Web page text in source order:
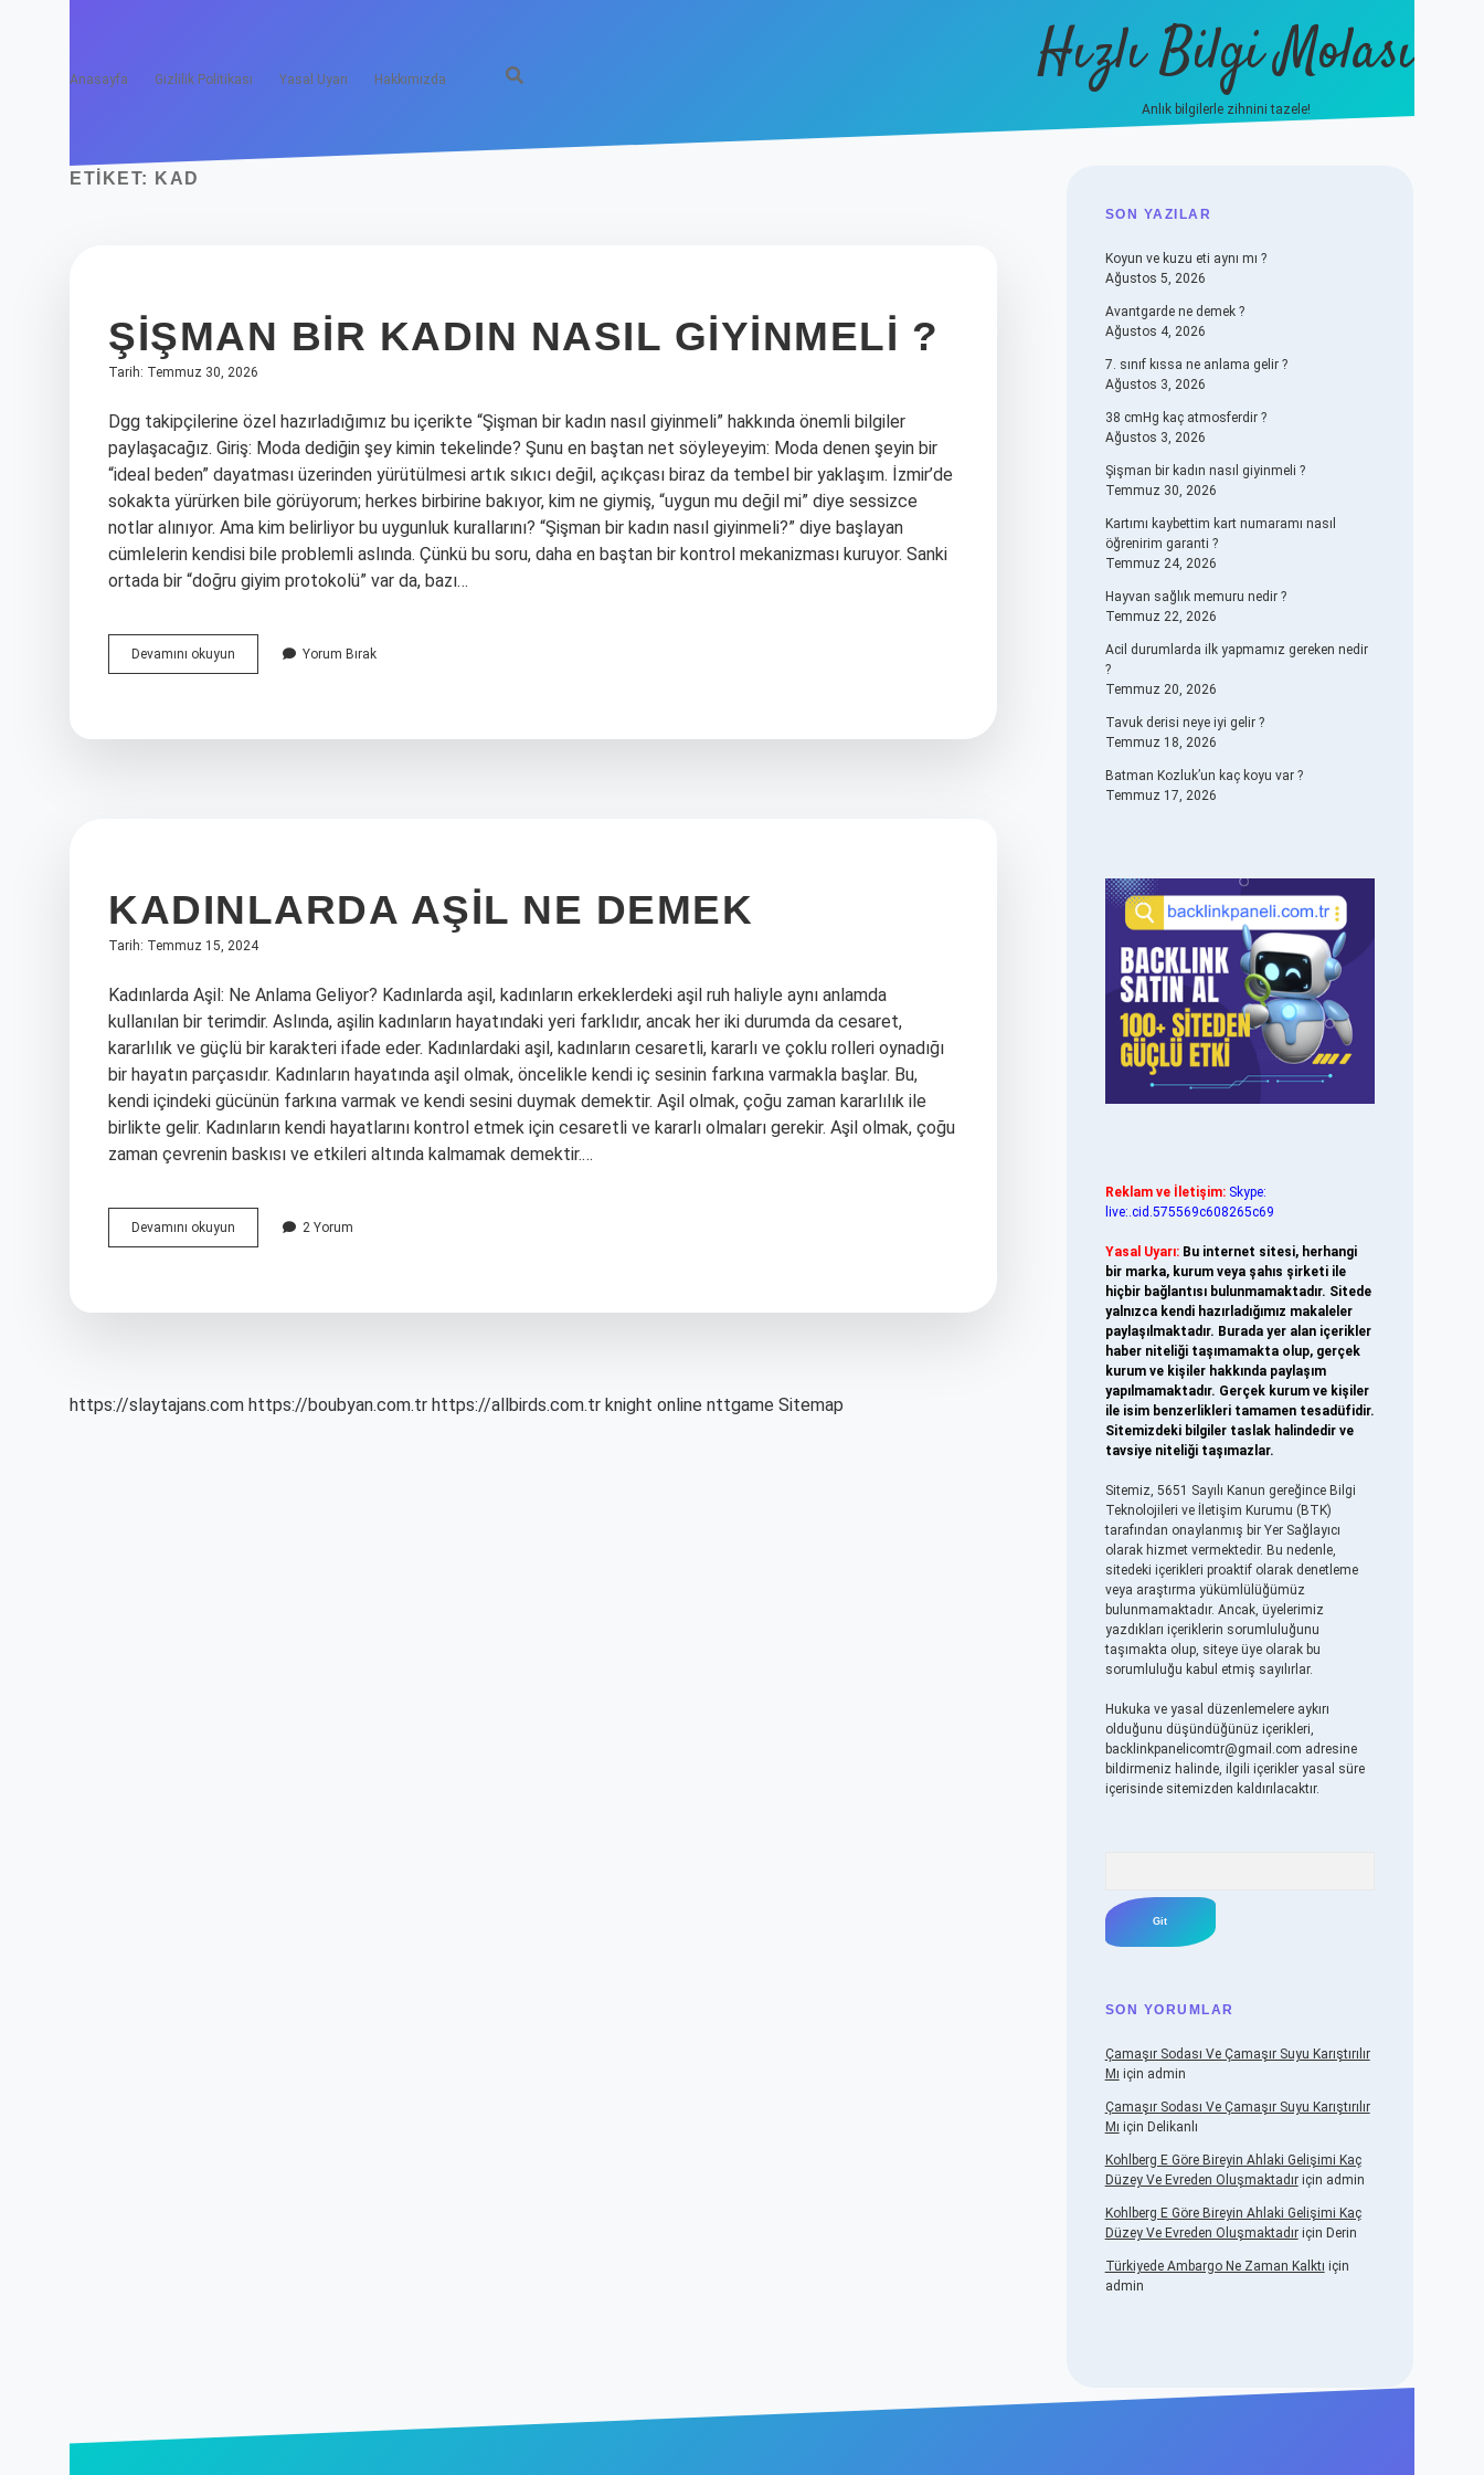
Anasayfa Gizlilik Politikası Yasal Uyarı Hakkımızda Hızlı Bilgi Molası
Anlık bilgilerle zihnini tazele!
ETIKET: KAD
ŞIŞMAN BIR KADIN NASIL GIYINMELI ?
Tarih: Temmuz 30, 2026
Dgg takipçilerine özel hazırladığımız bu içerikte “Şişman bir kadın nasıl giyinmeli” hakkında önemli bilgiler
paylaşacağız. Giriş: Moda dediğin şey kimin tekelinde? Şunu en baştan net söyleyeyim: Moda denen şeyin bir
“ideal beden” dayatması üzerinden yürütülmesi artık sıkıcı değil, açıkçası biraz da tembel bir yaklaşım. İzmir’de
sokakta yürürken bile görüyorum; herkes birbirine bakıyor, kim ne giymiş, “uygun mu değil mi” diye sessizce
notlar alınıyor. Ama kim belirliyor bu uygunluk kurallarını? “Şişman bir kadın nasıl giyinmeli?” diye başlayan
cümlelerin kendisi bile problemli aslında. Çünkü bu soru, daha en baştan bir kontrol mekanizması kuruyor. Sanki
ortada bir “doğru giyim protokolü” var da, bazı…
Devamını okuyun
bir
Yorum Bırak
KADINLARDA AŞIL NE DEMEK
Tarih: Temmuz 15, 2024
Kadınlarda Aşil: Ne Anlama Geliyor? Kadınlarda aşil, kadınların erkeklerdeki aşil ruh haliyle aynı anlamda
kullanılan bir terimdir. Aslında, aşilin kadınların hayatındaki yeri farklıdır, ancak her iki durumda da cesaret,
kararlılık ve güçlü bir karakteri ifade eder. Kadınlardaki aşil, kadınların cesaretli, kararlı ve çoklu rolleri oynadığı
bir hayatın parçasıdır. Kadınların hayatında aşil olmak, öncelikle kendi iç sesinin farkına varmakla başlar. Bu,
kendi içindeki gücünün farkına varmak ve kendi sesini duymak demektir. Aşil olmak, çoğu zaman kararlılık ile
birlikte gelir. Kadınların kendi hayatlarını kontrol etmek için cesaretli ve kararlı olmaları gerekir. Aşil olmak, çoğu
zaman çevrenin baskısı ve etkileri altında kalmamak demektir.…
Devamını okuyun Kadınlarda
aşil
2 Yorum
https://slaytajans.com https://boubyan.com.tr https://allbirds.com.tr knight online nttgame Sitemap
SIDEBAR
SON YAZILAR
Koyun ve kuzu eti aynı mı ?
Ağustos 5, 2026
Avantgarde ne demek ?
Ağustos 4, 2026
7. sınıf kıssa ne anlama gelir ?
Ağustos 3, 2026
38 cmHg kaç atmosferdir ?
Ağustos 3, 2026
Şişman bir kadın nasıl giyinmeli ?
Temmuz 30, 2026
Kartımı kaybettim kart numaramı nasıl
öğrenirim garanti ?
Temmuz 24, 2026
Hayvan sağlık memuru nedir ?
Temmuz 22, 2026
Acil durumlarda ilk yapmamız gereken nedir
?
Temmuz 20, 2026
Tavuk derisi neye iyi gelir ?
Temmuz 18, 2026
Batman Kozluk’un kaç koyu var ?
Temmuz 17, 2026
Reklam ve İletişim: Skype:
live:.cid.575569c608265c69
Yasal Uyarı: Bu internet sitesi, herhangi
bir marka, kurum veya şahıs şirketi ile
hiçbir bağlantısı bulunmamaktadır. Sitede
yalnızca kendi hazırladığımız makaleler
paylaşılmaktadır. Burada yer alan içerikler
haber niteliği taşımamakta olup, gerçek
kurum ve kişiler hakkında paylaşım
yapılmamaktadır. Gerçek kurum ve kişiler
ile isim benzerlikleri tamamen tesadüfidir.
Sitemizdeki bilgiler taslak halindedir ve
tavsiye niteliği taşımazlar.
Sitemiz, 5651 Sayılı Kanun gereğince Bilgi
Teknolojileri ve İletişim Kurumu (BTK)
tarafından onaylanmış bir Yer Sağlayıcı
olarak hizmet vermektedir. Bu nedenle,
sitedeki içerikleri proaktif olarak denetleme
veya araştırma yükümlülüğümüz
bulunmamaktadır. Ancak, üyelerimiz
yazdıkları içeriklerin sorumluluğunu
taşımakta olup, siteye üye olarak bu
sorumluluğu kabul etmiş sayılırlar.
Hukuka ve yasal düzenlemelere aykırı
olduğunu düşündüğünüz içerikleri,
backlinkpanelicomtr@gmail.com adresine
bildirmeniz halinde, ilgili içerikler yasal süre
içerisinde sitemizden kaldırılacaktır.
SON YORUMLAR
Çamaşır Sodası Ve Çamaşır Suyu Karıştırılır
Mı için admin
Çamaşır Sodası Ve Çamaşır Suyu Karıştırılır
Mı için Delikanlı
Kohlberg E Göre Bireyin Ahlaki Gelişimi Kaç
Düzey Ve Evreden Oluşmaktadıriçin admin
Kohlberg E Göre Bireyin Ahlaki Gelişimi Kaç
Düzey Ve Evreden Oluşmaktadıriçin Derin
Türkiyede Ambargo Ne Zaman Kalktı için
admin